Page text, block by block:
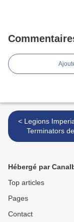
< Legions Imperialis - Les
Terminators
Hébergé par
Top articles
Pages
Contact